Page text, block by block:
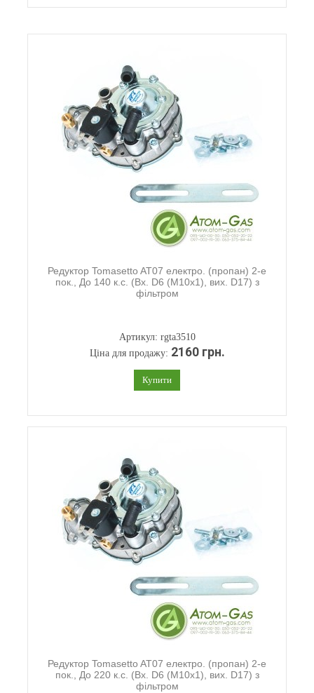
Редуктор Tomasetto AT07 електро. (пропан) 2-е
пок., До 140 к.с. (Вх. D6 (М10х1), вих. D17) з
фільтром
Артикул: rgta3510
Ціна для продажу: 2160 грн.
Купити
Редуктор Tomasetto AT07 електро. (пропан) 2-е
пок., До 220 к.с. (Вх. D6 (М10х1), вих. D17) з
фільтром